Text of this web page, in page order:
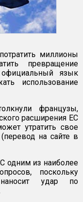
миллионы
превращение
язык
использование
французы,
расширения ЕС
утратить свое
(перевод на сайте в
одним из наиболее
поскольку
наносит удар по